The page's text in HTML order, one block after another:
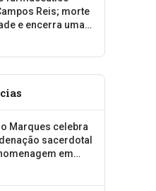
Reis; morte
e encerra uma
ao cuidado
Marques celebra
sacerdotal
em